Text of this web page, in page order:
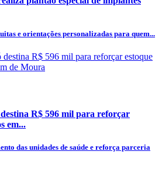
e orientações personalizadas para quem...
R$ 596 mil para reforçar
em...
das unidades de saúde e reforça parceria